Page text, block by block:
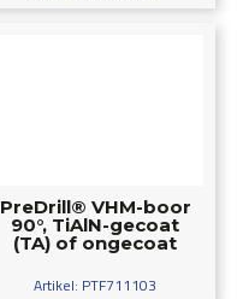
PreDrill® VHM-boor
90°, TiAlN-gecoat
(TA) of ongecoat
Artikel: PTF711103